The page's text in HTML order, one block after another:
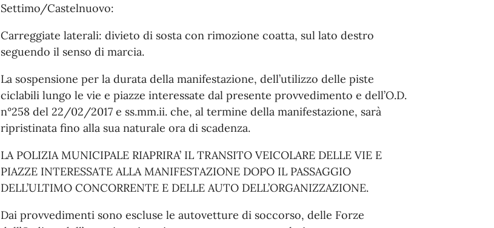
Settimo/Castelnuovo:
Carreggiate laterali: divieto di sosta con rimozione coatta, sul lato destro
seguendo il senso di marcia.
La sospensione per la durata della manifestazione, dell’utilizzo delle piste
ciclabili lungo le vie e piazze interessate dal presente provvedimento e dell’O.D.
n°258 del 22/02/2017 e ss.mm.ii. che, al termine della manifestazione, sarà
ripristinata fino alla sua naturale ora di scadenza.
LA POLIZIA MUNICIPALE RIAPRIRA’ IL TRANSITO VEICOLARE DELLE VIE E
PIAZZE INTERESSATE ALLA MANIFESTAZIONE DOPO IL PASSAGGIO
DELL’ULTIMO CONCORRENTE E DELLE AUTO DELL’ORGANIZZAZIONE.
Dai provvedimenti sono escluse le autovetture di soccorso, delle Forze